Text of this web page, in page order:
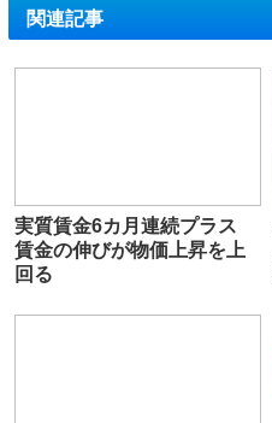
関連記事
実質賃金6カ月連続プラス
賃金の伸びが物価上昇を上
回る